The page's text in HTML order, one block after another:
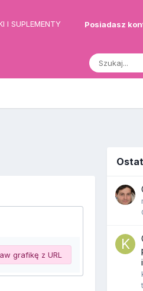
I SUPLEMENTY Posiadasz
grafikę z URL